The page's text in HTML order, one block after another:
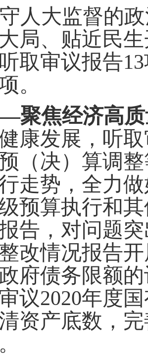
人大监督的
局、贴近民
取审议报告13
。
聚焦经济高
康发展，听
（决）算调
走势，全力
预算执行和
告，对问题
改情况报告
府债务限额
议2020年度
资产底数，